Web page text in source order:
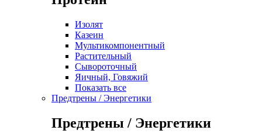
Изолят
Казеин
Мультикомпонентный
Растительный
Сывороточный
Яичный, Говяжий
Показать все
Предтрены / Энергетики
Предтрены / Энергетики